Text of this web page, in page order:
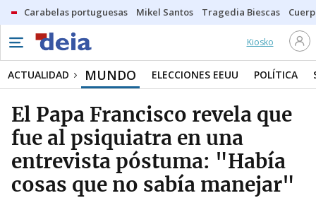
Carabelas portuguesas Mikel Santos Tragedia Biescas
Kiosko
ACTUALIDAD MUNDO ELECCIONES EEUU POLÍTICA
El Papa Francisco revela que
fue al psiquiatra en una
entrevista póstuma: "Había
cosas que no sabía manejar"